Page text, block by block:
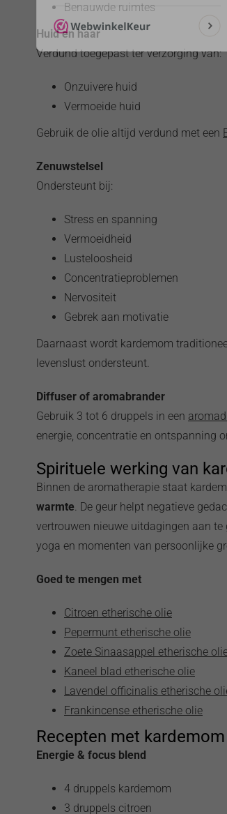
Benauwde ruimtes
Huid en haar
Verdund toegepast ter verzorging van:
Onzuivere huid
Vermoeide huid
Gebruik de olie altijd verdund met een
Zenuwstelsel
Ondersteunt bij:
Stress en spanning
Vermoeidheid
Lusteloosheid
Concentratieproblemen
Nervositeit
Gebrek aan motivatie
Daarnaast wordt kardemom
levenslust ondersteunt.
Diffuser of aromabrander
Gebruik 3 tot 6 druppels in een
energie, concentratie en ontspanning
Spirituele werking van
Binnen de aromatherapie staat
warmte. De geur helpt negatieve
vertrouwen nieuwe uitdagingen aan
yoga en momenten van persoonlijke
Goed te mengen met
Citroen etherische olie
Pepermunt etherische olie
Zoete Sinaasappel etherische
Kaneel blad etherische olie
Lavendel officinalis etherische
Frankincense etherische olie
Recepten met
Energie & focus blend
4 druppels kardemom
3 druppels citroen